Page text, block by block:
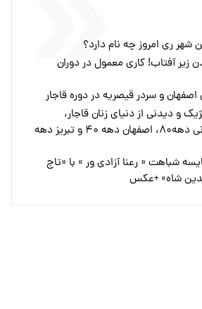
شهر ری امروز چه نام دارد؟
زیر آفتاب! کاری معمول در دوران
و سردر قیصریه در دوره قاجار
و دیدنی از دنیای زنان قاجار،
‌استایل دختر تهرانی دهه۸۰، اصفهان‌ دهه ۴۰ و تبریز‌ دهه
شباهت « رعنا آزادی ور » با «تاج
شاه» +عکس